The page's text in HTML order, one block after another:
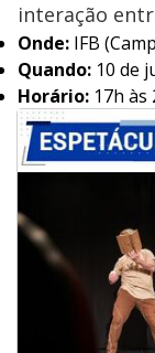
interação
Onde: IFB
Quando: 10 de
Horário: 17h às